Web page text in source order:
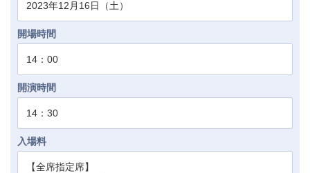
2023年12月16日（土）
開場時間
14：00
開演時間
14：30
入場料
【全席指定席】